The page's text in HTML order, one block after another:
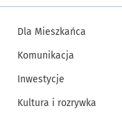
Dla Mieszkańca
Komunikacja
Inwestycje
Kultura i rozrywka